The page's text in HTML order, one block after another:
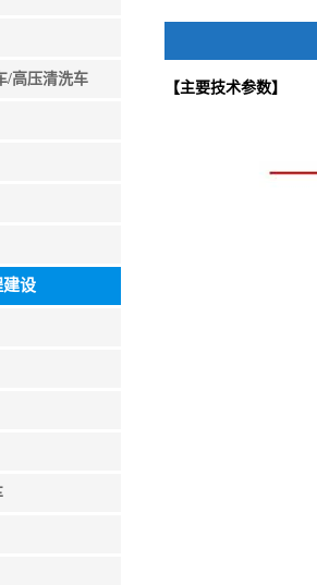
/高压清洗车
建设
【主要技术参数】